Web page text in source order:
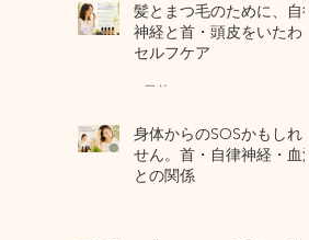
髪とまつ毛のために、自律
神経と首・頭皮をいたわる
セルフケア
6 日前
身体からのSOSかもしれま
せん。首・自律神経・血流
との関係